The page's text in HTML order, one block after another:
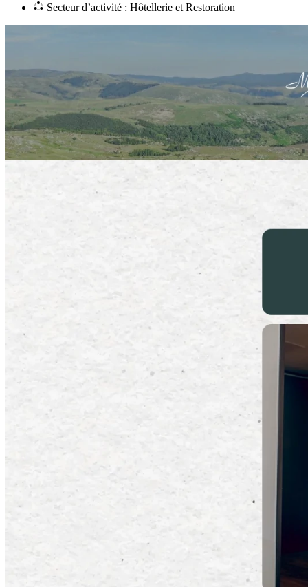
Secteur d’activité : Hôtellerie et Restoration